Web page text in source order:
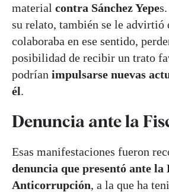
material contra Sánchez Yepe
su relato, también se le advirtió
colaboraba en ese sentido,
posibilidad de recibir un trato
podrían impulsarse nuevas
él.
Denuncia ante la
Esas manifestaciones fueron
denuncia que presentó ante la
Anticorrupción, a la que ha